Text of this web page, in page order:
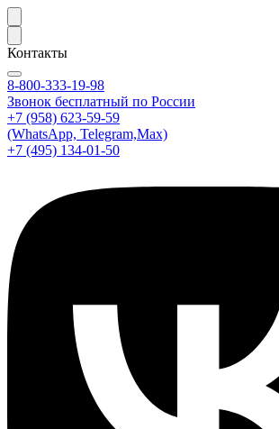
Контакты
8-800-333-19-98
Звонок бесплатный по России
+7 (958) 623-59-59
(WhatsApp, Telegram,Max)
+7 (495) 134-01-50